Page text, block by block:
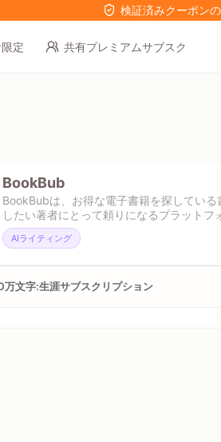
検証済みクーポン
定 共有プレミアムサブスク
BookBub
BookBubは、お得な電子書籍を探してい
したい著者にとって頼りになるプラットフ
AIライティング
文字:生涯サブスクリプション